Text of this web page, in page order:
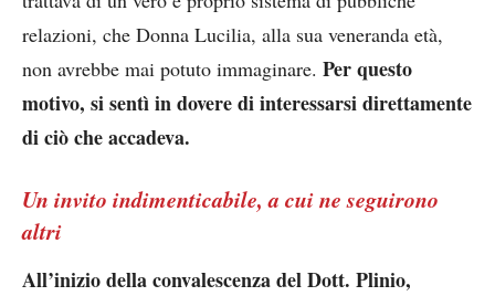
relazioni, che Donna Lucilia, alla sua veneranda età,
non avrebbe mai potuto immaginare. Per questo
motivo, si sentì in dovere di interessarsi direttamente
di ciò che accadeva.
Un invito indimenticabile, a cui ne seguirono
altri
All’inizio della convalescenza del Dott. Plinio,